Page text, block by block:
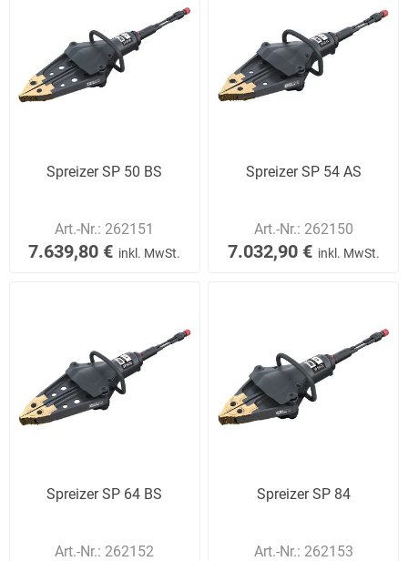
Spreizer SP 50 BS
Art.-Nr.: 262151
7.639,80 € inkl. MwSt.
Spreizer SP 54 AS
Art.-Nr.: 262150
7.032,90 € inkl. MwSt.
Spreizer SP 64 BS
Art.-Nr.: 262152
Spreizer SP 84
Art.-Nr.: 262153